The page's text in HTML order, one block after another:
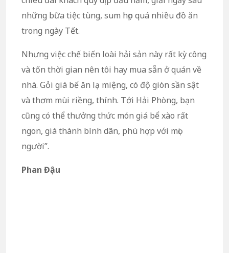
những bữa tiệc tùng, sum họp quá nhiều đồ ăn
trong ngày Tết.
Nhưng việc chế biến loài hải sản này rất kỳ công
và tốn thời gian nên tôi hay mua sẵn ở quán về
nhà. Gỏi giá bể ăn lạ miệng, có độ giòn sần sật
và thơm mùi riềng, thính. Tới Hải Phòng, bạn
cũng có thể thưởng thức món giá bể xào rất
ngon, giá thành bình dân, phù hợp với mọi
người”.
Phan Đậu